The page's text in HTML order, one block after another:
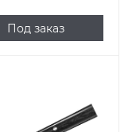
Под заказ